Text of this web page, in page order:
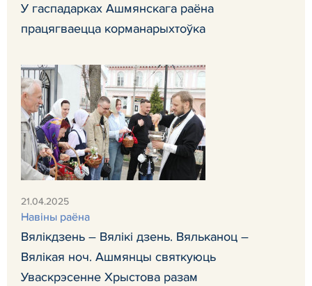
У гаспадарках Ашмянскага раёна
працягваецца корманарыхтоўка
21.04.2025
Навiны раёна
Вялікдзень – Вялікі дзень. Вяльканоц –
Вялікая ноч. Ашмянцы святкуюць
Уваскрэсенне Хрыстова разам